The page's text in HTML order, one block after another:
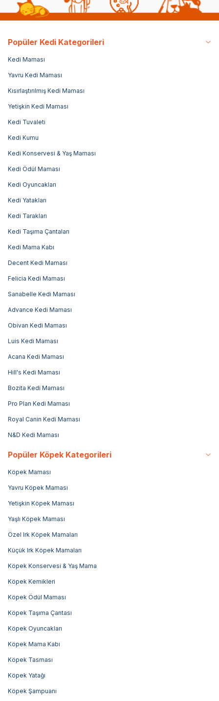
Popüler Kedi Kategorileri
Kedi Maması
Yavru Kedi Maması
Kısırlaştırılmış Kedi Maması
Yetişkin Kedi Maması
Kedi Tuvaleti
Kedi Kumu
Kedi Konservesi & Yaş Maması
Kedi Ödül Maması
Kedi Oyuncakları
Kedi Yatakları
Kedi Tarakları
Kedi Taşıma Çantaları
Kedi Mama Kabı
Decent Kedi Maması
Felicia Kedi Maması
Sanabelle Kedi Maması
Advance Kedi Maması
Obivan Kedi Maması
Luis Kedi Maması
Acana Kedi Maması
Hill's Kedi Maması
Bozita Kedi Maması
Pro Plan Kedi Maması
Royal Canin Kedi Maması
N&D Kedi Maması
Popüler Köpek Kategorileri
Köpek Maması
Yavru Köpek Maması
Yetişkin Köpek Maması
Yaşlı Köpek Maması
Özel Irk Köpek Mamaları
Küçük Irk Köpek Mamaları
Köpek Konservesi & Yaş Mama
Köpek Kemikleri
Köpek Ödül Maması
Köpek Taşıma Çantası
Köpek Oyuncakları
Köpek Mama Kabı
Köpek Tasması
Köpek Yatağı
Köpek Şampuanı